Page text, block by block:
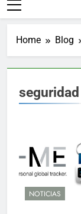
Home Blog
seguridad
NOTICIAS